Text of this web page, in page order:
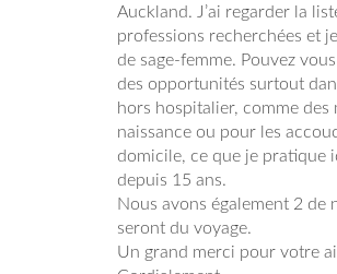
Auckland. J’ai regarder la
professions recherchées et
de sage-femme. Pouvez
des opportunités surtout
hors hospitalier, comme des
naissance ou pour les
domicile, ce que je pratique
depuis 15 ans.
Nous avons également 2 de
seront du voyage.
Un grand merci pour votre